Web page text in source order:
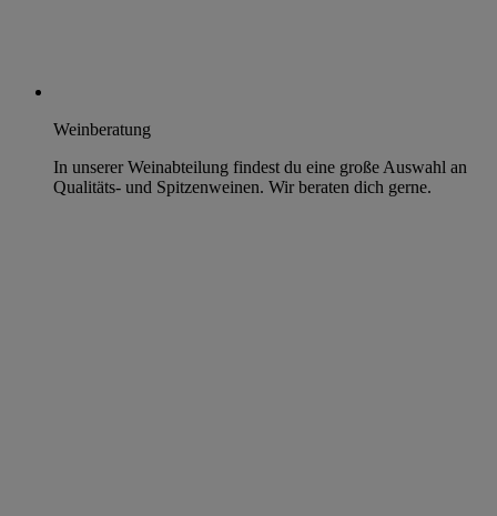
Weinberatung
In unserer Weinabteilung findest du eine große Auswahl an
Qualitäts- und Spitzenweinen. Wir beraten dich gerne.